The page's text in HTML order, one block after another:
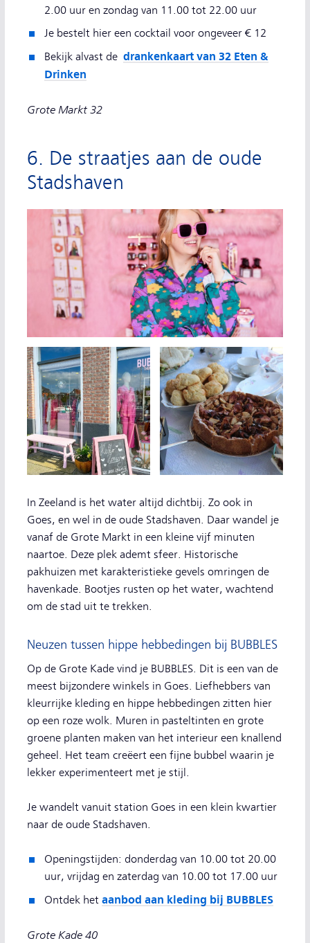
2.00 uur en zondag van 11.00 tot 22.00 uur
Je bestelt hier een cocktail voor ongeveer € 12
Bekijk alvast de drankenkaart van 32 Eten &
Drinken
Grote Markt 32
6. De straatjes aan de oude
Stadshaven
In Zeeland is het water altijd dichtbij. Zo ook in
Goes, en wel in de oude Stadshaven. Daar wandel je
vanaf de Grote Markt in een kleine vijf minuten
naartoe. Deze plek ademt sfeer. Historische
pakhuizen met karakteristieke gevels omringen de
havenkade. Bootjes rusten op het water, wachtend
om de stad uit te trekken.
Neuzen tussen hippe hebbedingen bij BUBBLES
Op de Grote Kade vind je BUBBLES. Dit is een van de
meest bijzondere winkels in Goes. Liefhebbers van
kleurrijke kleding en hippe hebbedingen zitten hier
op een roze wolk. Muren in pasteltinten en grote
groene planten maken van het interieur een knallend
geheel. Het team creëert een fijne bubbel waarin je
lekker experimenteert met je stijl.
Je wandelt vanuit station Goes in een klein kwartier
naar de oude Stadshaven.
Openingstijden: donderdag van 10.00 tot 20.00
uur, vrijdag en zaterdag van 10.00 tot 17.00 uur
Ontdek het aanbod aan kleding bij BUBBLES
Grote Kade 40